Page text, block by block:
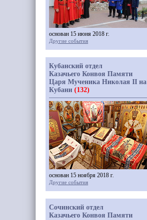
основан 15 июня 2018 г.
Другие события
Кубанский отдел
Казачьего Конвоя Памяти
Царя Мученика Николая II на
Кубани (132)
основан 15 ноября 2018 г.
Другие события
Сочинский отдел
Казачьего Конвоя Памяти